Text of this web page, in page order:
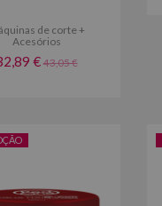
de corte +
Acesórios
€ 43,05 €